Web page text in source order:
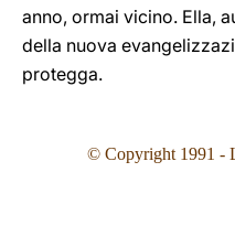
anno, ormai vicino. Ella,
della nuova
protegga.
© Copyright 1991 -